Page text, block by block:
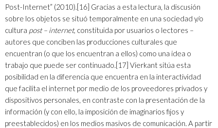
Post-Internet” (2010).[16] Gracias a esta lectura, la discusión
sobre los objetos se situó temporalmente en una sociedad y/o
cultura post – internet, constituida por usuarios o lectores –
autores que conciben las producciones culturales que
encuentran (o que los encuentran a ellos) como una idea o
trabajo que puede ser continuado.[17] Vierkant sitúa esta
posibilidad en la diferencia que encuentra en la interactividad
que facilita el internet por medio de los proveedores privados y
dispositivos personales, en contraste con la presentación de la
información (y con ello, la imposición de imaginarios fijos y
preestablecidos) en los medios masivos de comunicación. A partir